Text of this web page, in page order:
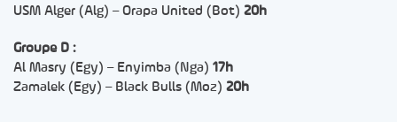
USM Alger (Alg) – Orapa United (Bot) 20h
Groupe D :
Al Masry (Egy) – Enyimba (Nga) 17h
Zamalek (Egy) – Black Bulls (Moz) 20h